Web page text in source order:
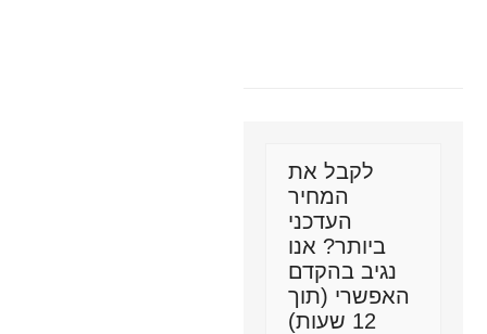
לקבל את
המחיר
העדכני
ביותר? אנו
נגיב בהקדם
האפשרי (תוך
12 שעות)